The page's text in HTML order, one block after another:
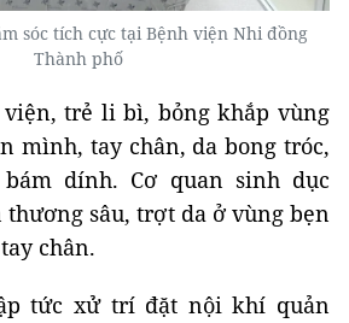
sóc tích cực tại Bệnh viện Nhi đồng
Thành phố
trẻ li bì, bỏng khắp vùng
mình, tay chân, da bong tróc,
dính. Cơ quan sinh dục
thương sâu, trợt da ở vùng bẹn
chân.
tức xử trí đặt nội khí quản